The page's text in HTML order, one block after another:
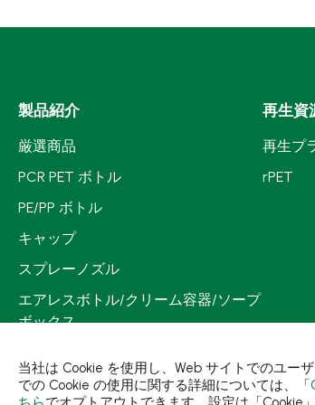
製品紹介
厳選商品
PCR PET ボトル
PE/PP ボトル
キャップ
スプレーノズル
エアレスボトル/クリーム容器/ソープ
ボックス
ルオンボトル
再生資
再生プ
rPET
当社は Cookie を使用し、Web サイトでのユー
での Cookie の使用に関する詳細については、「